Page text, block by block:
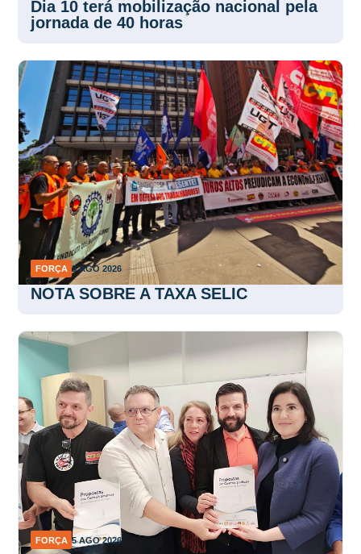
Dia 10 terá mobilização nacional pela
jornada de 40 horas
FORÇA 5 AGO 2026
NOTA SOBRE A TAXA SELIC
FORÇA 5 AGO 2026